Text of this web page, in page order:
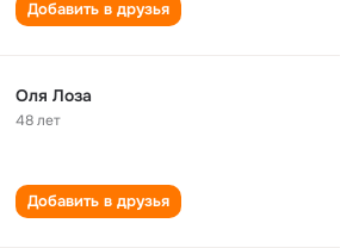
Добавить в друзья
Оля Лоза
48 лет
Добавить в друзья